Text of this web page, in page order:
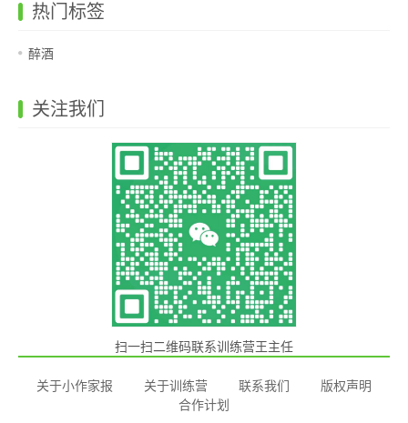
热门标签
醉酒
关注我们
扫一扫二维码联系训练营王主任
关于小作家报 关于训练营 联系我们
版权声明
合作计划